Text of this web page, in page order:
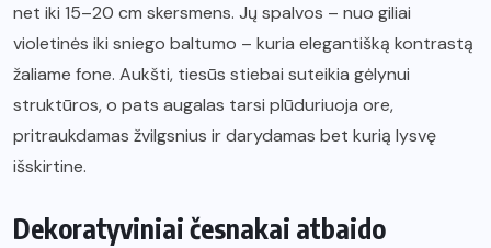
net iki 15–20 cm skersmens. Jų spalvos – nuo giliai
violetinės iki sniego baltumo – kuria elegantišką kontrastą
žaliame fone. Aukšti, tiesūs stiebai suteikia gėlynui
struktūros, o pats augalas tarsi plūduriuoja ore,
pritraukdamas žvilgsnius ir darydamas bet kurią lysvę
išskirtine.
Dekoratyviniai česnakai atbaido